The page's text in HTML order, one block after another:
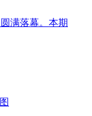
满落幕。本期